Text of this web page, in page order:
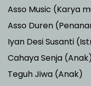
Asso Music (Karya
Asso Duren
Iyan Desi Susanti
Cahaya Senja
Teguh Jiwa (Anak)